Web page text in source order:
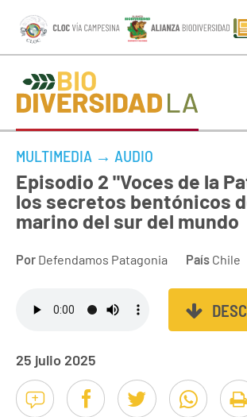
MULTIMEDIA → AUDIO
Episodio 2 "Voces de la
los secretos bentónicos
marino del sur del mundo
Por Defendamos Patagonia País Chile
25 julio 2025